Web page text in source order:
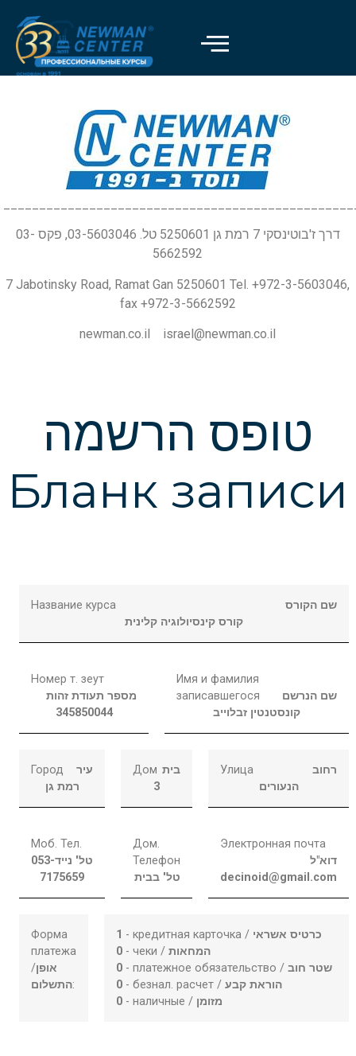
דרך ז'בוטינסקי 7 רמת גן 5250601 טל. 03-5603046, פקס 03-
5662592
7 Jabotinsky Road, Ramat Gan 5250601 Tel. +972-3-5603046,
fax +972-3-5662592
newman.co.il israel@newman.co.il
טופס הרשמה
Бланк записи
Название курса
שם הקורס
קורס קינסיולוגיה קלינית
Номер т. зеут
מספר תעודת זהות
345850044
Имя и фамилия
записавшегося
שם הנרשם
קונסטנטין זבלוייב
Город
עיר
רמת גן
Дом בית
3
Улица
רחוב
הנעורים
Моб. Тел.
טל' נייד053-
7175659
Дом.
Телефон
טל' בבית
Электронная почта
דוא"ל
decinoid@gmail.com
Форма
платежа
/אופן
התשלום:
1 - кредитная карточка / כרטיס אשראי
0 - чеки /המחאות
0 - платежное обязательство /שטר חוב
0 - безнал. расчет /הוראת קבע
0 - наличные / מזומן